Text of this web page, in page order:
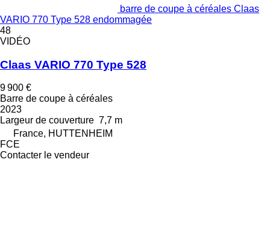
barre de coupe à céréales Claas
VARIO 770 Type 528 endommagée
48
VIDÉO
Claas VARIO 770 Type 528
9 900 €
Barre de coupe à céréales
2023
Largeur de couverture 7,7 m
France, HUTTENHEIM
FCE
Contacter le vendeur